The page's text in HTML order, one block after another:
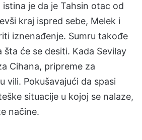
je da je Tahsin otac od
kraj ispred sebe, Melek i
iznenađenje. Sumru takođe
šta će se desiti. Kada Sevilay
Cihana, pripreme za
vili. Pokušavajući da spasi
situacije u kojoj se nalaze,
načine.